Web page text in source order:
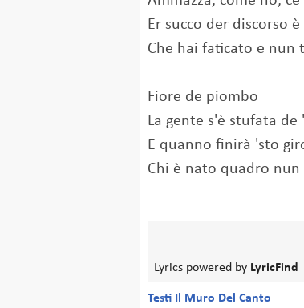
Er succo der discorso
Che hai faticato e nun
Fiore de piombo
La gente s'è stufata
E quanno finirà 'sto
Chi è nato quadro
Lyrics powered by LyricFind
Testi Il Muro Del Canto